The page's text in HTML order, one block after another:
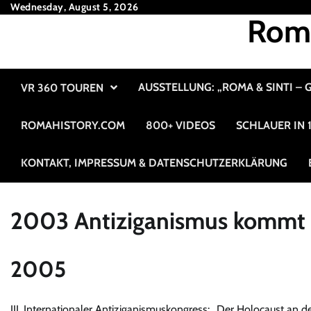
SkipWednesday, August 5, 2026
VR 360 TOUREN AUSSTELLUNG: „ROMA & SINTI –
ROMAHISTORY.COM 800+ VIDEOS SCHLAUER IN
KONTAKT, IMPRESSUM & DATENSCHUTZERKLÄRUNG
2003 Antiziganismus kommt
2005